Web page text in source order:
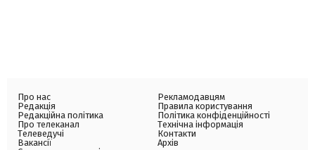
Про нас
Редакція
Редакційна політика
Про телеканал
Телеведучі
Вакансії
Рекламодавцям
Правила користування
Політика конфіденційності
Технічна інформація
Контакти
Архів